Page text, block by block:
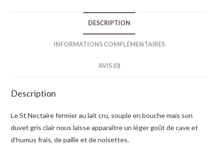
DESCRIPTION
INFORMATIONS COMPLÉMENTAIRES
AVIS (0)
Description
Le St Nectaire fermier au lait cru, souple en bouche mais son
duvet gris clair nous laisse apparaître un léger goût de cave et
d’humus frais, de paille et de noisettes.